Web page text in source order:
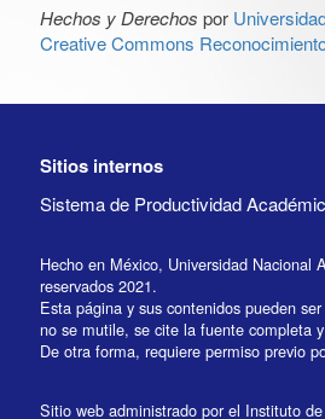
Hechos y Derechos por
Creative Commons
Sitios internos
Sistema de Productividad
Hecho en México, Universidad Nacional
reservados 2021.
Esta página y sus contenidos pueden
no se mutile, se cite la fuente completa
De otra forma, requiere permiso previo
Sitio web administrado por el Instituto